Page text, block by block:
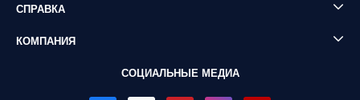
СПРАВКА
КОМПАНИЯ
СОЦИАЛЬНЫЕ МЕДИА